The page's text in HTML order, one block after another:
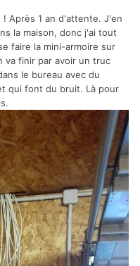
Après 1 an d'attente. J'en
la maison, donc j'ai tout
faire la mini-armoire sur
va finir par avoir un truc
le bureau avec du
qui font du bruit. Là pour